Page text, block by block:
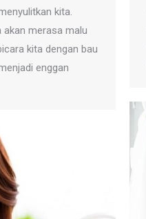
kita.
akan merasa malu
kita dengan bau
enggan